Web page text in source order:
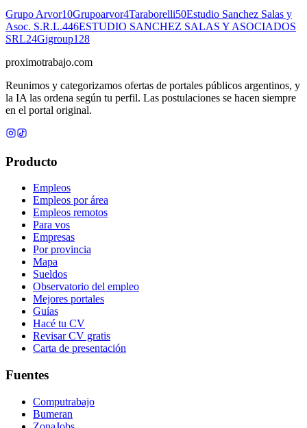
Grupo Arvor10Grupoarvor4Taraborelli50Estudio Sanchez Salas y
Asoc. S.R.L.446ESTUDIO SANCHEZ SALAS Y ASOCIADOS
SRL24Gigroup128
proximotrabajo.com
Reunimos y categorizamos ofertas de portales públicos argentinos, y
la IA las ordena según tu perfil. Las postulaciones se hacen siempre
en el portal original.
Producto
Empleos
Empleos por área
Empleos remotos
Para vos
Empresas
Por provincia
Mapa
Sueldos
Observatorio del empleo
Mejores portales
Guías
Hacé tu CV
Revisar CV gratis
Carta de presentación
Fuentes
Computrabajo
Bumeran